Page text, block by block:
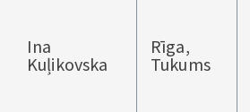
Ina
Kuļikovska
Rīga,
Tukums